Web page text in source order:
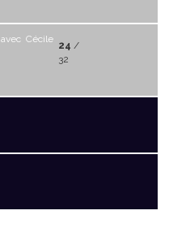
avec Cécile
24 /
32